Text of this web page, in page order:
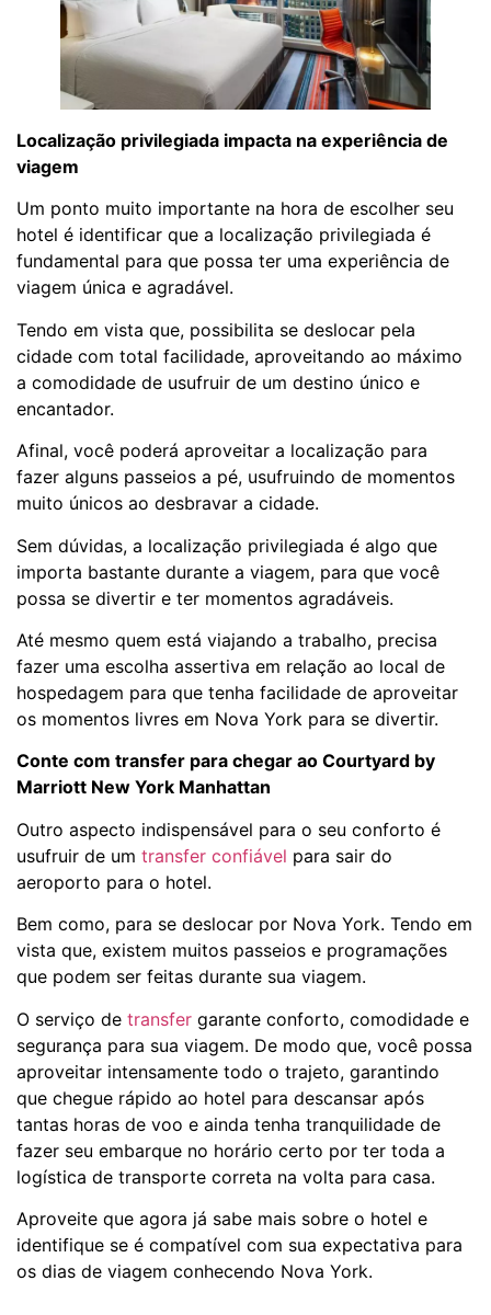
Localização privilegiada impacta na experiência de
viagem
Um ponto muito importante na hora de escolher seu
hotel é identificar que a localização privilegiada é
fundamental para que possa ter uma experiência de
viagem única e agradável.
Tendo em vista que, possibilita se deslocar pela
cidade com total facilidade, aproveitando ao máximo
a comodidade de usufruir de um destino único e
encantador.
Afinal, você poderá aproveitar a localização para
fazer alguns passeios a pé, usufruindo de momentos
muito únicos ao desbravar a cidade.
Sem dúvidas, a localização privilegiada é algo que
importa bastante durante a viagem, para que você
possa se divertir e ter momentos agradáveis.
Até mesmo quem está viajando a trabalho, precisa
fazer uma escolha assertiva em relação ao local de
hospedagem para que tenha facilidade de aproveitar
os momentos livres em Nova York para se divertir.
Conte com transfer para chegar ao Courtyard by
Marriott New York Manhattan
Outro aspecto indispensável para o seu conforto é
usufruir de um transfer confiável para sair do
aeroporto para o hotel.
Bem como, para se deslocar por Nova York. Tendo em
vista que, existem muitos passeios e programações
que podem ser feitas durante sua viagem.
O serviço de transfer garante conforto, comodidade e
segurança para sua viagem. De modo que, você possa
aproveitar intensamente todo o trajeto, garantindo
que chegue rápido ao hotel para descansar após
tantas horas de voo e ainda tenha tranquilidade de
fazer seu embarque no horário certo por ter toda a
logística de transporte correta na volta para casa.
Aproveite que agora já sabe mais sobre o hotel e
identifique se é compatível com sua expectativa para
os dias de viagem conhecendo Nova York.